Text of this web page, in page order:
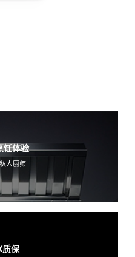
饪体验
人厨师
质保